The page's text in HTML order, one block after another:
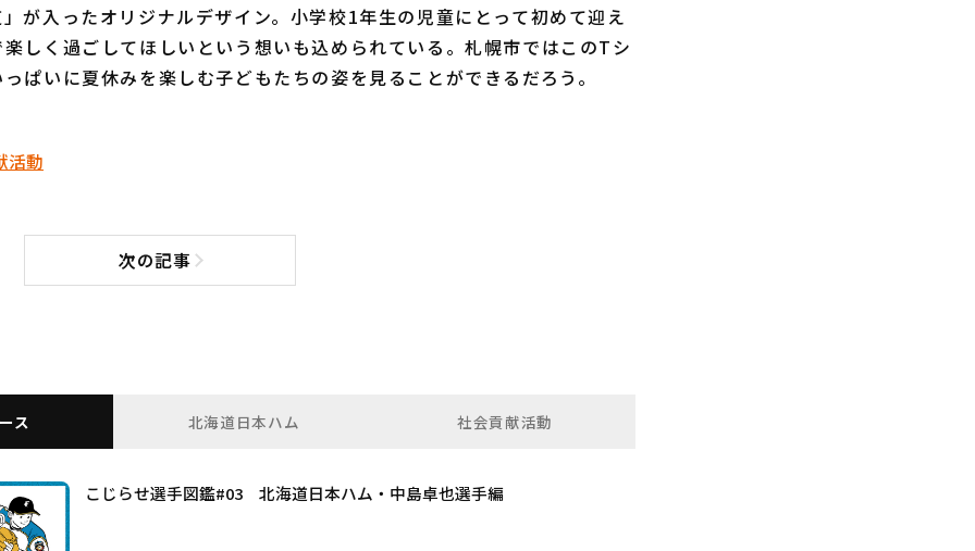
が入ったオリジナルデザイン。小学校1年生の児童にとって初めて迎え
しく過ごしてほしいという想いも込められている。札幌市ではこのTシ
ぱいに夏休みを楽しむ子どもたちの姿を見ることができるだろう。
活動
次の記事次の記事へ
ス 北海道日本ハム 社会貢献活動
こじらせ選手図鑑#03 北海道日本ハム・中島卓也選手編